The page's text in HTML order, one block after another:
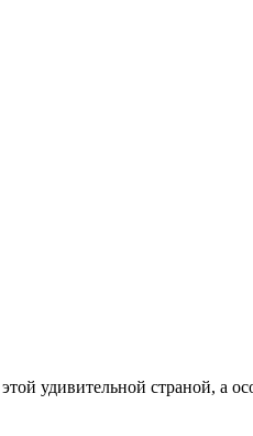
удивительной страной, а